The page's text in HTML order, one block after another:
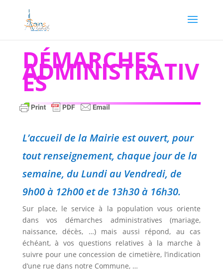
DÉMARCHES
ADMINISTRATIV
ES
L’accueil de la Mairie est ouvert, pour
tout renseignement, chaque jour de la
semaine, du Lundi au Vendredi, de
9h00 à 12h00 et de 13h30 à 16h30.
Sur place, le service à la population vous oriente
dans vos démarches administratives (mariage,
naissance, décès, …) mais aussi répond, au cas
échéant, à vos questions relatives à la marche à
suivre pour une concession de cimetière, l’indication
d’une rue dans notre Commune, …